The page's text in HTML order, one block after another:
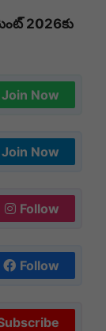
2026కు
Join Now
Join Now
Follow
Follow